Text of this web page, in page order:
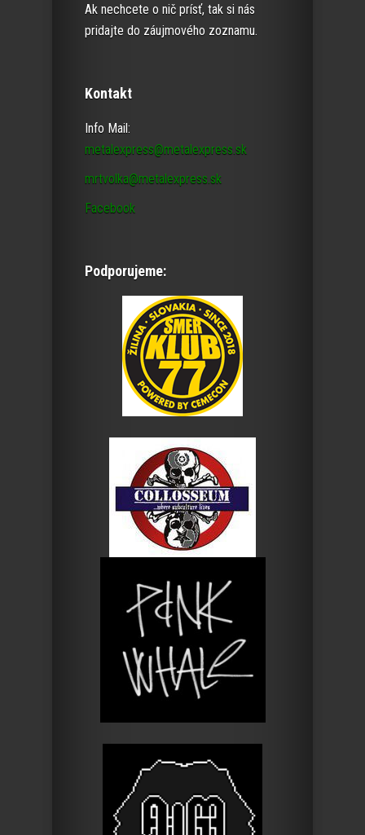
Ak nechcete o nič prísť, tak si nás
pridajte do záujmového zoznamu.
Kontakt
Info Mail:
metalexpress@metalexpress.sk
mrtvolka@metalexpress.sk
Facebook
Podporujeme: